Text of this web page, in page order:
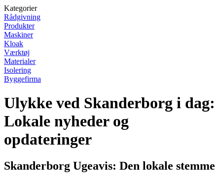
Kategorier
Rådgivning
Produkter
Maskiner
Kloak
Værktøj
Materialer
Isolering
Byggefirma
Ulykke ved Skanderborg i dag:
Lokale nyheder og
opdateringer
Skanderborg Ugeavis: Den lokale stemme